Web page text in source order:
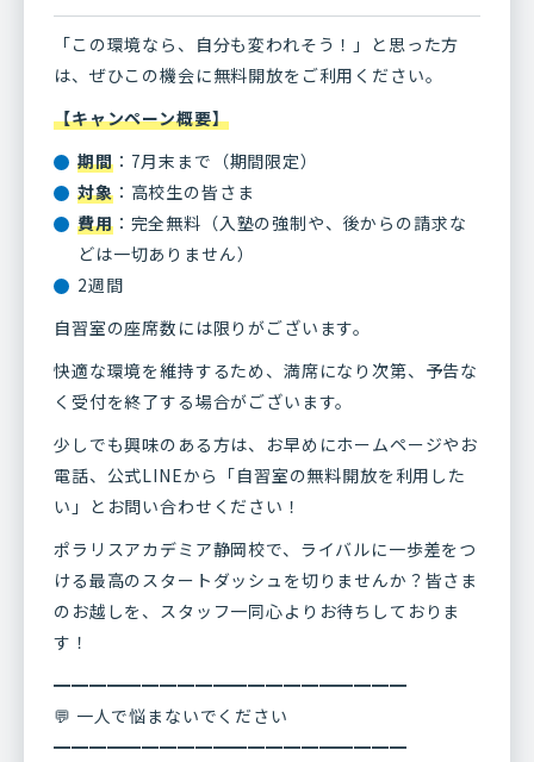
「この環境なら、自分も変われそう！」と思った方
は、ぜひこの機会に無料開放をご利用ください。
【キャンペーン概要】
期間：7月末まで（期間限定）
対象：高校生の皆さま
費用：完全無料（入塾の強制や、後からの請求な
どは一切ありません）
2週間
自習室の座席数には限りがございます。
快適な環境を維持するため、満席になり次第、予告な
く受付を終了する場合がございます。
少しでも興味のある方は、お早めにホームページやお
電話、公式LINEから「自習室の無料開放を利用した
い」とお問い合わせください！
ポラリスアカデミア静岡校で、ライバルに一歩差をつ
ける最高のスタートダッシュを切りませんか？皆さま
のお越しを、スタッフ一同心よりお待ちしておりま
す！
━━━━━━━━━━━━━━━━━━━━
💬 一人で悩まないでください
━━━━━━━━━━━━━━━━━━━━